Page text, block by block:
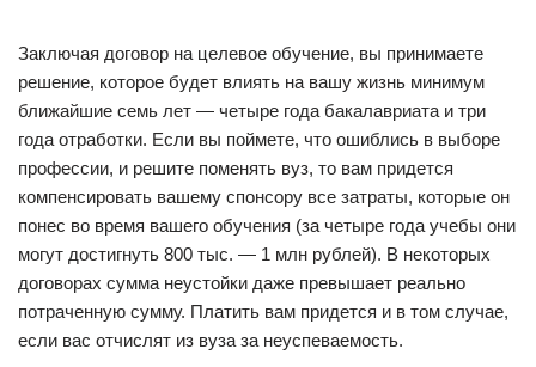
Заключая договор на целевое обучение, вы принимаете
решение, которое будет влиять на вашу жизнь минимум
ближайшие семь лет — четыре года бакалавриата и три
года отработки. Если вы поймете, что ошиблись в выборе
профессии, и решите поменять вуз, то вам придется
компенсировать вашему спонсору все затраты, которые он
понес во время вашего обучения (за четыре года учебы они
могут достигнуть 800 тыс. — 1 млн рублей). В некоторых
договорах сумма неустойки даже превышает реально
потраченную сумму. Платить вам придется и в том случае,
если вас отчислят из вуза за неуспеваемость.